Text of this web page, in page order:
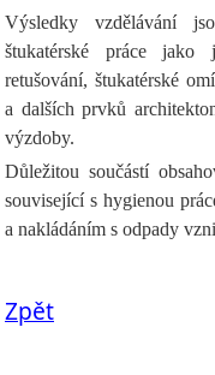
Výsledky vzdělávání
štukatérské práce jako
retušování, štukatérské
a dalších prvků
výzdoby.
Důležitou součástí
související s hygienou
a nakládáním s odpady
Zpět